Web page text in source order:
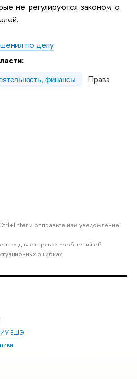
не регулируются законом о
по делу
финансы
Права
и отправьте нам уведомление.
для отправки сообщений об
ошибках.
ВШЭ